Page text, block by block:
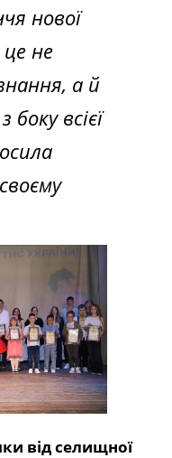
нової
не
а й
всієї
від селищної